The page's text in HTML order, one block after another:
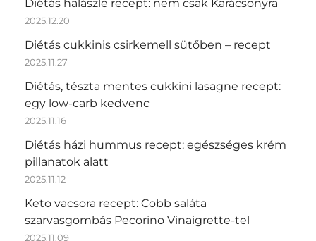
Diétás halászlé recept: nem csak Karácsonyra
2025.12.20
Diétás cukkinis csirkemell sütőben – recept
2025.11.27
Diétás, tészta mentes cukkini lasagne recept:
egy low-carb kedvenc
2025.11.16
Diétás házi hummus recept: egészséges krém
pillanatok alatt
2025.11.12
Keto vacsora recept: Cobb saláta
szarvasgombás Pecorino Vinaigrette-tel
2025.11.09